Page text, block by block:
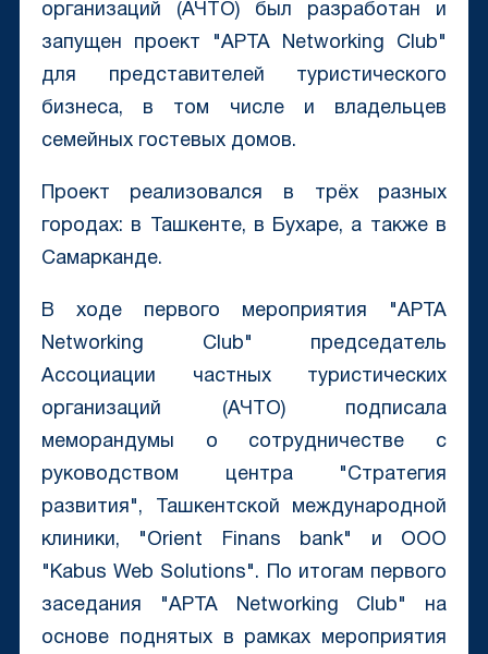
организаций (АЧТО) был разработан и
запущен проект "APTA Networking Club"
для представителей туристического
бизнеса, в том числе и владельцев
семейных гостевых домов.
Проект реализовался в трёх разных
городах: в Ташкенте, в Бухаре, а также в
Самарканде.
В ходе первого мероприятия "APTA
Networking Club" председатель
Ассоциации частных туристических
организаций (АЧТО) подписала
меморандумы о сотрудничестве с
руководством центра "Стратегия
развития", Ташкентской международной
клиники, "Orient Finans bank" и ООО
"Kabus Web Solutions". По итогам первого
заседания "APTA Networking Club" на
основе поднятых в рамках мероприятия